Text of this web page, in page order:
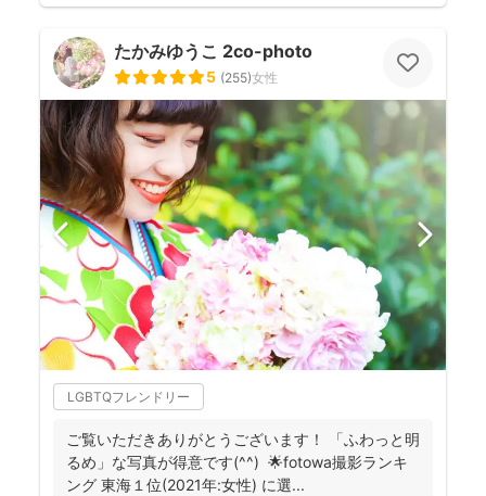
たかみゆうこ 2co-photo
5 (255)女性
LGBTQフレンドリー
ご覧いただきありがとうございます！ 「ふわっと明
るめ」な写真が得意です(^^) 🌟fotowa撮影ランキ
ング 東海１位(2021年:女性) に選...